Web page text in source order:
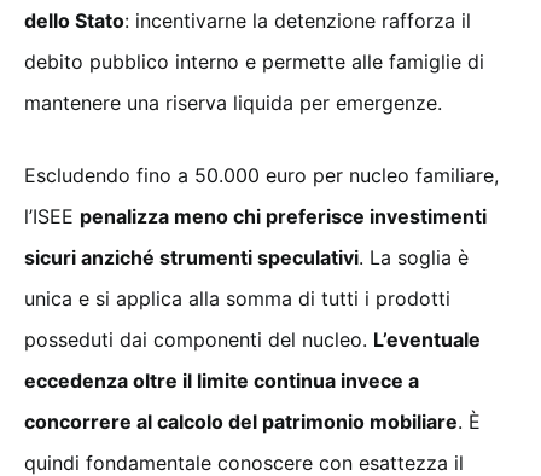
dello Stato: incentivarne la detenzione rafforza il
debito pubblico interno e permette alle famiglie di
mantenere una riserva liquida per emergenze.
Escludendo fino a 50.000 euro per nucleo familiare,
l’ISEE penalizza meno chi preferisce investimenti
sicuri anziché strumenti speculativi. La soglia è
unica e si applica alla somma di tutti i prodotti
posseduti dai componenti del nucleo. L’eventuale
eccedenza oltre il limite continua invece a
concorrere al calcolo del patrimonio mobiliare. È
quindi fondamentale conoscere con esattezza il